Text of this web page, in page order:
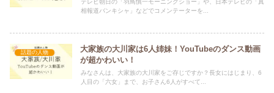
相報道バンキシャ」などでコメンテーターを...
話題の人物
大家族の大川家は6人姉妹！YouTubeのダンス動画
が超かわいい！
みなさんは、大家族の大川家をご存じですか？長女にはじまり、6
人目の「六女」まで、お子さん6人がすべて...